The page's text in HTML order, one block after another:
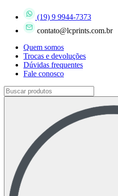
(19) 9 9944-7373
contato@lcprints.com.br
Quem somos
Trocas e devoluções
Dúvidas frequentes
Fale conosco